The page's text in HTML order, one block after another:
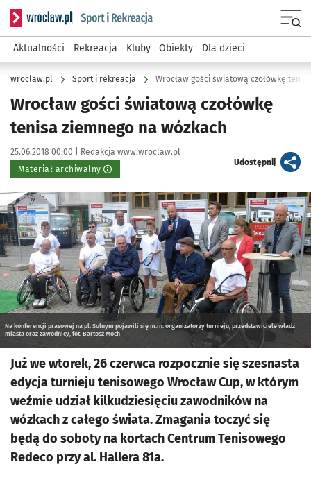
Serwis informacyjny wroclaw.pl podserwis: Sport i rekreacja
Aktualności Rekreacja Kluby Obiekty Dla dzieci
wroclaw.pl Sport i rekreacja Wrocław gości światową czołówkę
Wrocław gości światową czołówkę
tenisa ziemnego na wózkach
Data publikacji:
25.06.2018 00:00 | Autor:
Redakcja www.wroclaw.pl
Materiał archiwalny
Udostępnijartykuł
Kliknij, aby powiększyć
Na konferencji prasowej na pl. Solnym pojawili się m.in. organizatorzy turnieju, przedstawiciele władz
miasta oraz zawodnicy, fot. Bartosz Moch
Już we wtorek, 26 czerwca rozpocznie się szesnasta
edycja turnieju tenisowego Wrocław Cup, w którym
weźmie udział kilkudziesięciu zawodników na
wózkach z całego świata. Zmagania toczyć się
będą do soboty na kortach Centrum Tenisowego
Redeco przy al. Hallera 81a.